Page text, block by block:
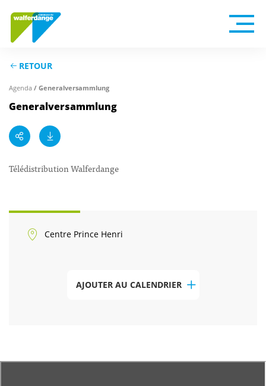
RETOUR
Agenda / Generalversammlung
Generalversammlung
Télédistribution Walferdange
Centre Prince Henri
AJOUTER AU CALENDRIER